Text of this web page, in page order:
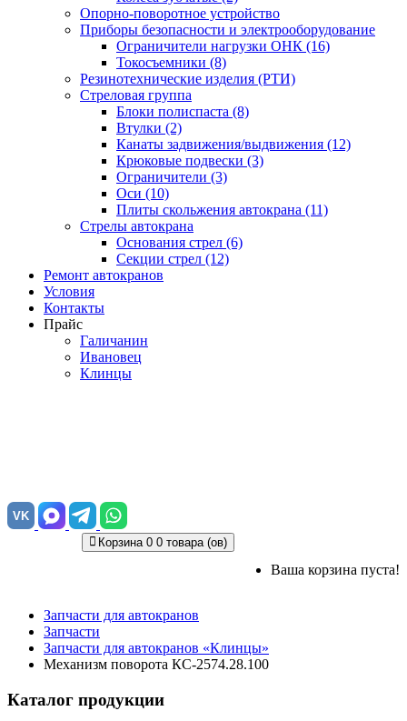
Опорно-поворотное устройство
Приборы безопасности и электрооборудование
Ограничители нагрузки ОНК (16)
Токосъемники (8)
Резинотехнические изделия (РТИ)
Стреловая группа
Блоки полиспаста (8)
Втулки (2)
Канаты задвижения/выдвижения (12)
Крюковые подвески (3)
Ограничители (3)
Оси (10)
Плиты скольжения автокрана (11)
Стрелы автокрана
Основания стрел (6)
Секции стрел (12)
Ремонт автокранов
Условия
Контакты
Прайс
Галичанин
Ивановец
Клинцы
VK
Корзина 0 0 товара (ов)
Ваша корзина пуста!
Запчасти для автокранов
Запчасти
Запчасти для автокранов «Клинцы»
Механизм поворота КС-2574.28.100
Каталог продукции